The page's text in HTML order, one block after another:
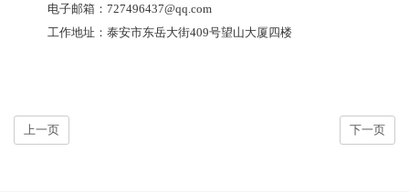
电子邮箱： 727496437@qq.com
工作地址：泰安市东岳大街409号望山大厦四楼
上一页 下一页